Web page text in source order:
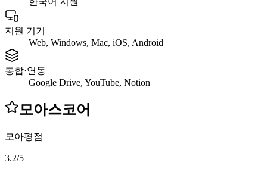
지원 기기
Web, Windows, Mac, iOS, Android
통합·연동
Google Drive, YouTube, Notion
모아스코어
모아평점
3.2/5